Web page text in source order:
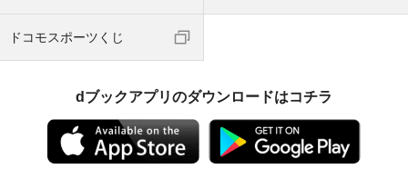
ドコモスポーツくじ
dブックアプリのダウンロードはコチラ